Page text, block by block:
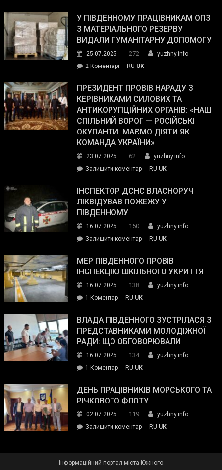
завойовує
симпатії
виборців
The
Street
Journal.
У ПІВДЕННОМУ ПРАЦІВНИКАМ ОПЗ
З МАТЕРІАЛЬНОГО РЕЗЕРВУ
ВИДАЛИ ГУМАНІТАРНУ ДОПОМОГУ
25.07.2025 272
yuzhny.info
2 Коментарі
Південному
працівникам
ОПЗ
з
матеріального
резерву
гуманітарну
допомогу
RU UK
ПРЕЗИДЕНТ ПРОВІВ НАРАДУ З
КЕРІВНИКАМИ СИЛОВИХ ТА
АНТИКОРУПЦІЙНИХ ОРГАНІВ: «НАШ
СПІЛЬНИЙ ВОРОГ — РОСІЙСЬКІ
ОКУПАНТИ. МАЄМО ДІЯТИ ЯК
КОМАНДА УКРАЇНИ»
23.07.2025 62
yuzhny.info
Залишити коментарon
провів
нараду
силових
та
органів:
«Наш
спільний
окупанти.
Маємо
діяти
команда
RU UK
ІНСПЕКТОР ДСНС ВЛАСНОРУЧ
ЛІКВІДУВАВ ПОЖЕЖУ У
ПІВДЕННОМУ
16.07.2025 150
yuzhny.info
Залишити коментарon
ДСНС
власноруч
пожежу
у
RU UK
МЕР ПІВДЕННОГО ПРОВІВ
ІНСПЕКЦІЮ ШКІЛЬНОГО УКРИТТЯ
16.07.2025 138
yuzhny.info
1 Коментардо
Південного
провів
інспекцію
укриття
RU UK
ВЛАДА ПІВДЕННОГО ЗУСТРІЛАСЯ З
ПРЕДСТАВНИКАМИ МОЛОДІЖНОЇ
РАДИ: ЩО ОБГОВОРЮВАЛИ
16.07.2025 134
yuzhny.info
1 Коментардо
Південного
зустрілася
представниками
молодіжної
обговорювали
RU UK
ДЕНЬ ПРАЦІВНИКІВ МОРСЬКОГО ТА
РІЧКОВОГО ФЛОТУ
02.07.2025 119
yuzhny.info
Залишити коментарon
RU UK
Інформаційний портал міста Южного